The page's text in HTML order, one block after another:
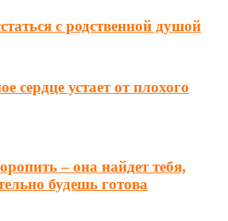
с родственной душой
сердце устает от плохого
– она найдет тебя,
будешь готова